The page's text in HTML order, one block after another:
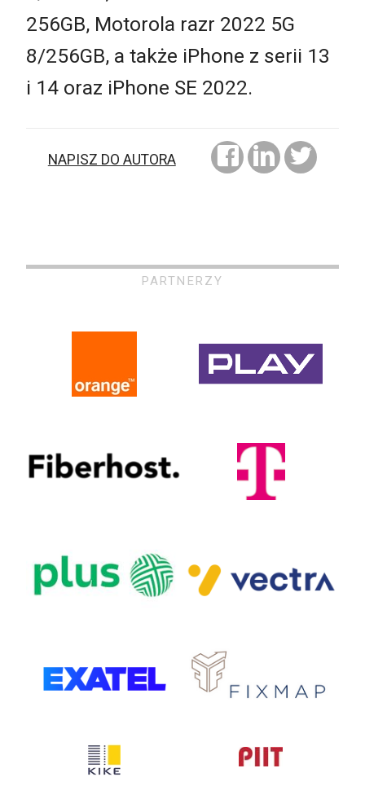
256GB, Motorola razr 2022 5G
8/256GB, a także iPhone z serii 13
i 14 oraz iPhone SE 2022.
NAPISZ DO AUTORA
PARTNERZY